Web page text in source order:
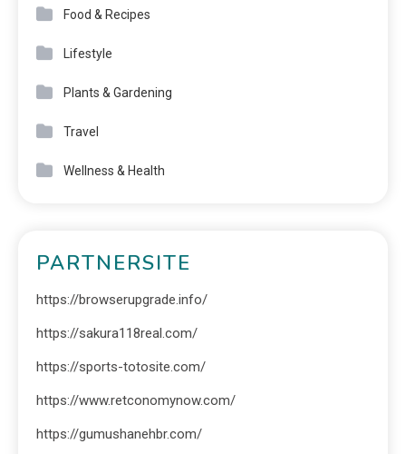
Food & Recipes
Lifestyle
Plants & Gardening
Travel
Wellness & Health
PARTNERSITE
https://browserupgrade.info/
https://sakura118real.com/
https://sports-totosite.com/
https://www.retconomynow.com/
https://gumushanehbr.com/